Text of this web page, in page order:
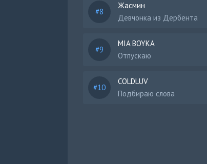
Жасмин
Девчонка из Дербента
MIA BOYKA
Отпускаю
COLDLUV
Подбираю слова